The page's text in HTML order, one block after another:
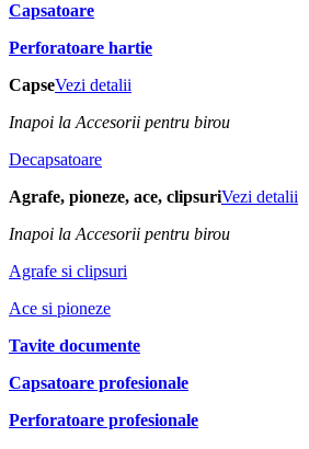
Capsatoare
Perforatoare hartie
CapseVezi detalii
Inapoi la Accesorii pentru birou
Decapsatoare
Agrafe, pioneze, ace, clipsuriVezi detalii
Inapoi la Accesorii pentru birou
Agrafe si clipsuri
Ace si pioneze
Tavite documente
Capsatoare profesionale
Perforatoare profesionale